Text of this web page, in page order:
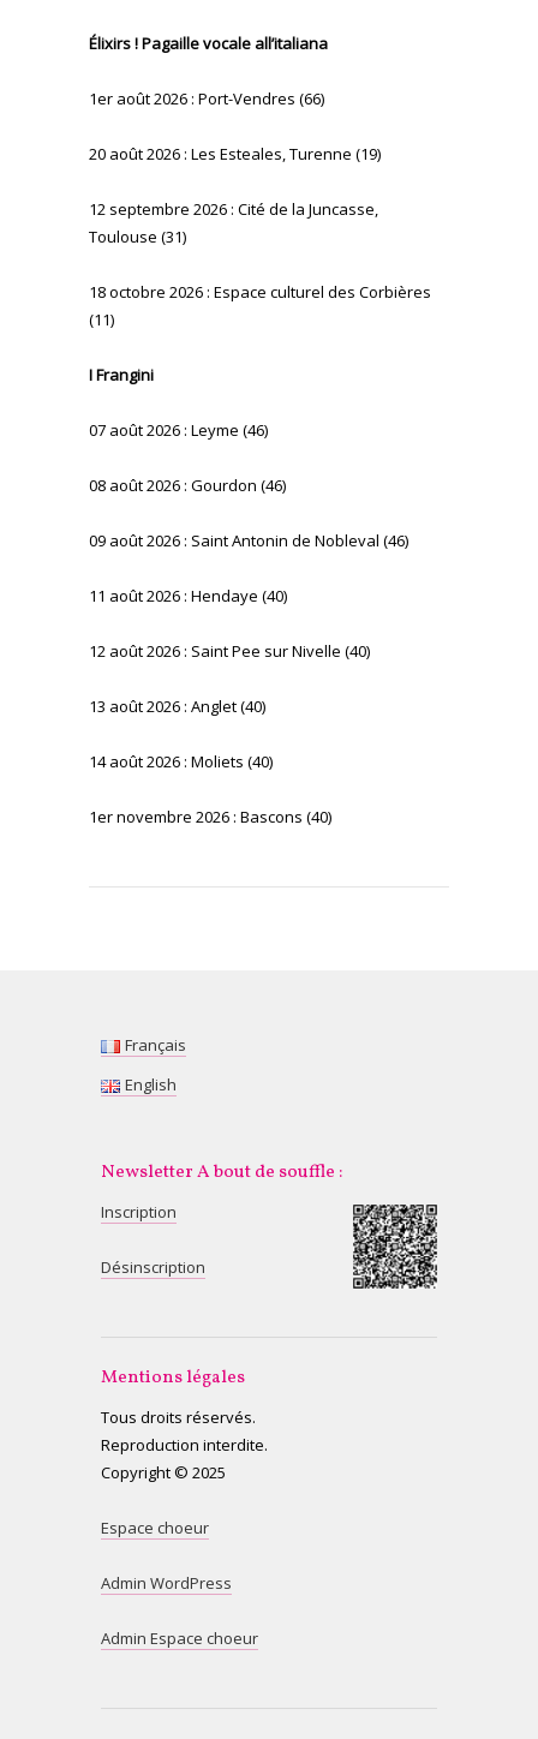
Élixirs ! Pagaille vocale all’italiana
1er août 2026 : Port-Vendres (66)
20 août 2026 : Les Esteales, Turenne (19)
12 septembre 2026 : Cité de la Juncasse,
Toulouse (31)
18 octobre 2026 : Espace culturel des Corbières
(11)
I Frangini
07 août 2026 : Leyme (46)
08 août 2026 : Gourdon (46)
09 août 2026 : Saint Antonin de Nobleval (46)
11 août 2026 : Hendaye (40)
12 août 2026 : Saint Pee sur Nivelle (40)
13 août 2026 : Anglet (40)
14 août 2026 : Moliets (40)
1er novembre 2026 : Bascons (40)
Français
English
Newsletter A bout de souffle :
Inscription
Désinscription
Mentions légales
Tous droits réservés.
Reproduction interdite.
Copyright © 2025
Espace choeur
Admin WordPress
Admin Espace choeur